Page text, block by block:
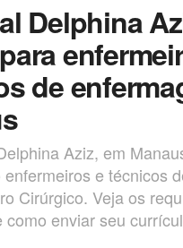
Delphina
de
Aziz, em
e técnicos
Cirúrgico. Veja os
como enviar seu